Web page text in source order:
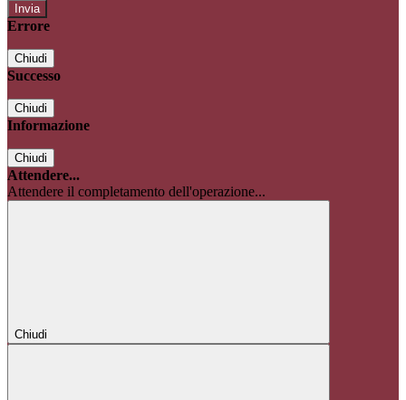
Errore
Chiudi
Successo
Chiudi
Informazione
Chiudi
Attendere...
Attendere il completamento dell'operazione...
Chiudi